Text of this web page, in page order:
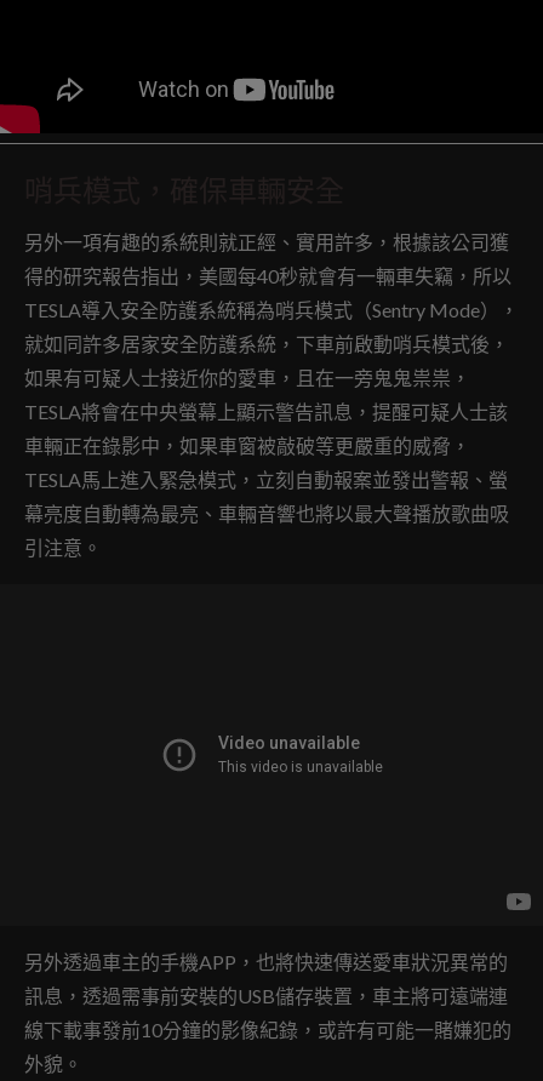
另外一項有趣的系統則就正經、實用許多，根據該公司獲
得的研究報告指出，美國每40秒就會有一輛車失竊，所以
TESLA導入安全防護系統稱為哨兵模式（Sentry Mode），
就如同許多居家安全防護系統，下車前啟動哨兵模式後，
如果有可疑人士接近你的愛車，且在一旁鬼鬼祟祟，
TESLA將會在中央螢幕上顯示警告訊息，提醒可疑人士該
車輛正在錄影中，如果車窗被敲破等更嚴重的威脅，
TESLA馬上進入緊急模式，立刻自動報案並發出警報、螢
幕亮度自動轉為最亮、車輛音響也將以最大聲播放歌曲吸
引注意。
另外透過車主的手機APP，也將快速傳送愛車狀況異常的
訊息，透過需事前安裝的USB儲存裝置，車主將可遠端連
線下載事發前10分鐘的影像紀錄，或許有可能一賭嫌犯的
外貌。